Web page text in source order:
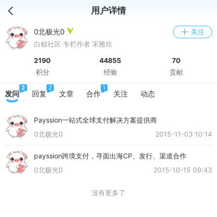
用户详情
0北极光0
关注
白鲸社区 专栏作者 宋雅欣
2190
积分
44855
经验
70
贡献
2
发问
2
回复 文章
1
合作 关注 动态
Payssion一站式全球支付解决方案提供商
0北极光0
2015-11-03 10:14
payssion跨境支付，寻面出海CP、发行、渠道合作
0北极光0
2015-10-15 09:43
没有更多了